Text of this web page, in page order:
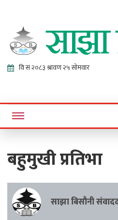
Online News Portal
बहुमुखी प्रतिभा
साझा बिसौनी